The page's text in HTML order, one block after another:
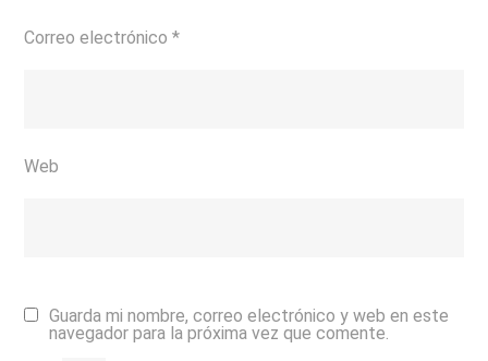
Correo electrónico*
Web
Guarda mi nombre, correo electrónico y web en este
navegador para la próxima vez que comente.